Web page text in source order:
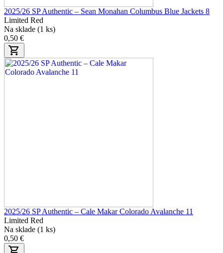
2025/26 SP Authentic – Sean Monahan Columbus Blue Jackets 8
Limited Red
Na sklade (1 ks)
0,50 €
2025/26 SP Authentic – Cale Makar Colorado Avalanche 11
Limited Red
Na sklade (1 ks)
0,50 €